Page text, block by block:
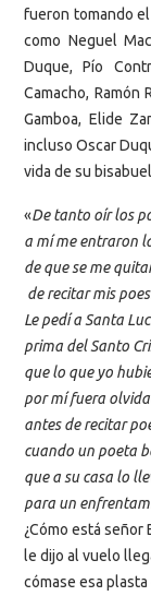
fueron tomando
como Neguel
Duque, Pío
Camacho, Ramón
Gamboa, Elide
incluso Oscar
vida de su
«De tanto oír los
a mí me entraron
de que se me
de recitar mis
Le pedí a Santa
prima del Santo
que lo que yo
por mí fuera
antes de recitar
cuando un poeta
que a su casa lo
para un
¿Cómo está señor
le dijo al vuelo
cómase esa plasta